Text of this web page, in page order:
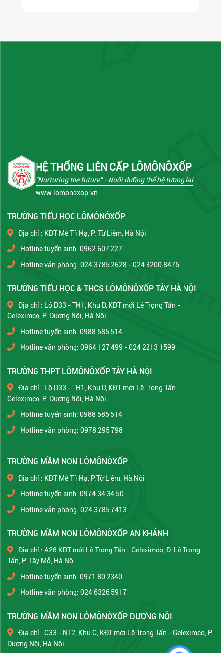
HỆ THỐNG LIÊN CẤP LÔMÔNÔXỐP
"Nurturing the future"- Nuôi dưỡng thế hệ tương lai
www.lomonoxop.vn
TRƯỜNG TIỂU HỌC LÔMÔNÔXỐP
Địa chỉ : KĐT Mễ Trì Hạ, P. Từ Liêm, Hà Nội
Hotline tuyển sinh: 0962 607 227
Hotline văn phòng: 024 3785 2628 - 024 3200 8475
TRƯỜNG TIỂU HỌC & THCS LÔMÔNÔXỐP TÂY HÀ NỘI
Địa chỉ : Lô D33 - TH1, Khu D, KĐT mới Lê Trọng Tấn -
Geleximco, P. Dương Nội, Hà Nội
Hotline tuyển sinh: 0988 585 514
Hotline văn phòng: 0964 127 499 - 024 2213 1599
TRƯỜNG THPT LÔMÔNÔXỐP TÂY HÀ NỘI
Địa chỉ : Lô D33 - TH1, Khu D, KĐT mới Lê Trọng Tấn -
Geleximco, P. Dương Nội, Hà Nội
Hotline tuyển sinh: 0988 585 514
Hotline văn phòng: 0978 295 798
TRƯỜNG MẦM NON LÔMÔNÔXỐP
Địa chỉ : KĐT Mễ Trì Hạ, P.Từ Liêm, Hà Nội
Hotline tuyển sinh: 0974 34 34 50
Hotline văn phòng: 024 3785 7413
TRƯỜNG MẦM NON LÔMÔNÔXỐP AN KHÁNH
Địa chỉ : A28 KĐT mới Lê Trọng Tấn - Geleximco, Đ. Lê Trọng
Tấn, P. Tây Mỗ, Hà Nội
Hotline tuyển sinh: 0971 80 2340
Hotline văn phòng: 024 6326 5917
TRƯỜNG MẦM NON LÔMÔNÔXỐP DƯƠNG NỘI
Địa chỉ : C33 - NT2, Khu C, KĐT mới Lê Trọng Tấn - Geleximco, P.
Dương Nội, Hà Nội